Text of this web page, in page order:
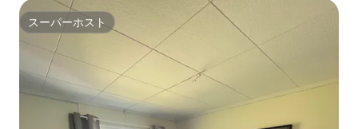
スーパーホスト
スーパーホスト